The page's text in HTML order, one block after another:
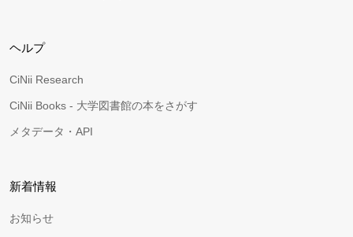
ヘルプ
CiNii Research
CiNii Books - 大学図書館の本をさがす
メタデータ・API
新着情報
お知らせ